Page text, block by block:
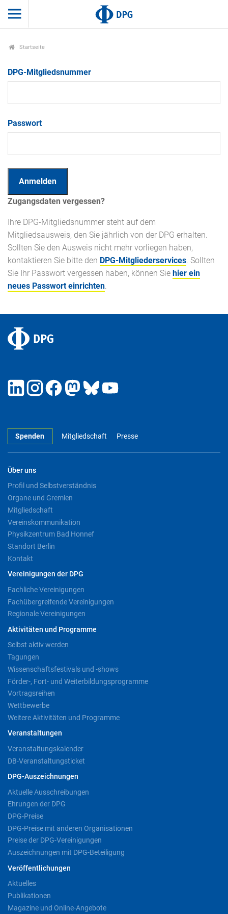
Startseite
DPG-Mitgliedsnummer
Passwort
Zugangsdaten vergessen?
Ihre DPG-Mitgliedsnummer steht auf dem
Mitgliedsausweis, den Sie jährlich von der DPG erhalten.
Sollten Sie den Ausweis nicht mehr vorliegen haben,
kontaktieren Sie bitte den DPG-Mitgliederservices . Sollten
Sie Ihr Passwort vergessen haben, können Sie hier ein
neues Passwort einrichten
Spenden Mitgliedschaft Presse
Über uns
Profil und Selbstverständnis
Organe und Gremien
Mitgliedschaft
Vereinskommunikation
Physikzentrum Bad Honnef
Standort Berlin
Kontakt
Vereinigungen der DPG
Fachliche Vereinigungen
Fachübergreifende Vereinigungen
Regionale Vereinigungen
Aktivitäten und Programme
Selbst aktiv werden
Tagungen
Wissenschaftsfestivals und -shows
Förder-, Fort- und Weiterbildungsprogramme
Vortragsreihen
Wettbewerbe
Weitere Aktivitäten und Programme
Veranstaltungen
Veranstaltungskalender
DB-Veranstaltungsticket
DPG-Auszeichnungen
Aktuelle Ausschreibungen
Ehrungen der DPG
DPG-Preise
DPG-Preise mit anderen Organisationen
Preise der DPG-Vereinigungen
Auszeichnungen mit DPG-Beteiligung
Veröffentlichungen
Aktuelles
Publikationen
Magazine und Online-Angebote